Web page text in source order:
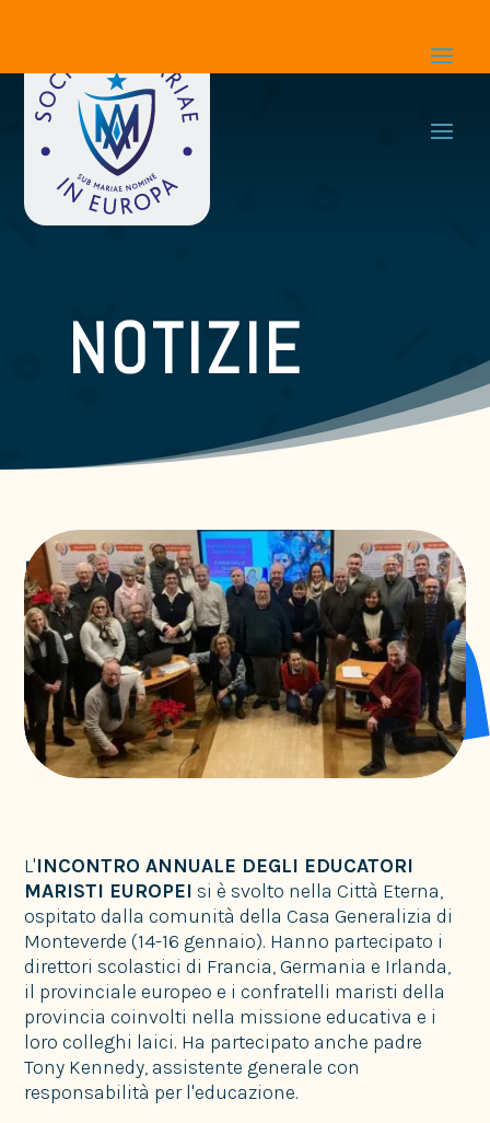
NOTIZIE
Un assaggio di Roma
Senza categoria
L'INCONTRO ANNUALE DEGLI EDUCATORI
MARISTI EUROPEI si è svolto nella Città Eterna,
ospitato dalla comunità della Casa Generalizia di
Monteverde (14-16 gennaio). Hanno partecipato i
direttori scolastici di Francia, Germania e Irlanda,
il provinciale europeo e i confratelli maristi della
provincia coinvolti nella missione educativa e i
loro colleghi laici. Ha partecipato anche padre
Tony Kennedy, assistente generale con
responsabilità per l'educazione.